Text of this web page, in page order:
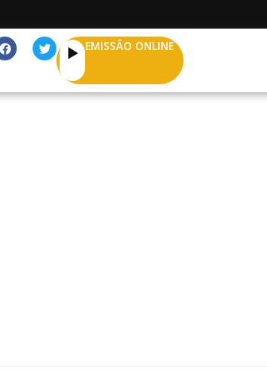
EMISSÃO ONLINE